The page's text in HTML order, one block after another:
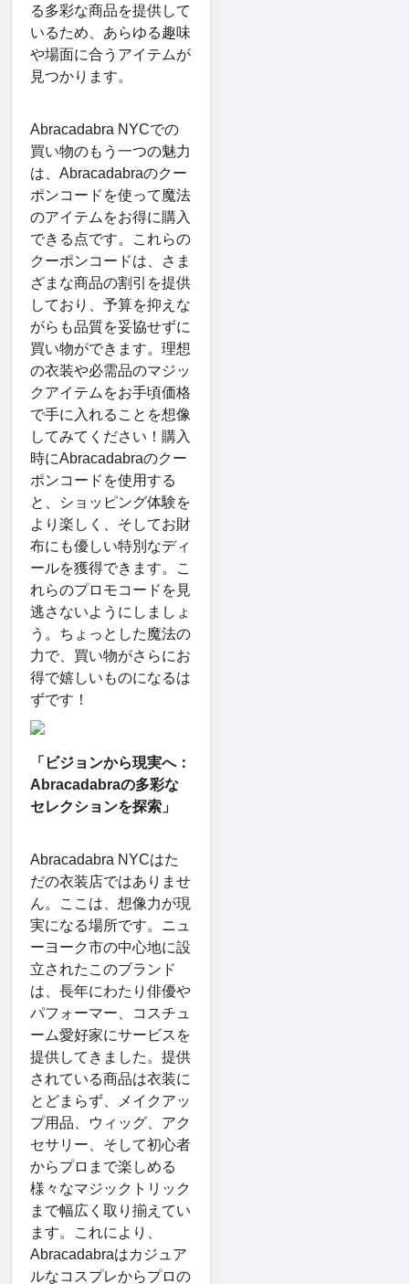
る多彩な商品を提供して
いるため、あらゆる趣味
や場面に合うアイテムが
見つかります。
Abracadabra NYCでの
買い物のもう一つの魅力
は、Abracadabraのクー
ポンコードを使って魔法
のアイテムをお得に購入
できる点です。これらの
クーポンコードは、さま
ざまな商品の割引を提供
しており、予算を抑えな
がらも品質を妥協せずに
買い物ができます。理想
の衣装や必需品のマジッ
クアイテムをお手頃価格
で手に入れることを想像
してみてください！購入
時にAbracadabraのクー
ポンコードを使用する
と、ショッピング体験を
より楽しく、そしてお財
布にも優しい特別なディ
ールを獲得できます。こ
れらのプロモコードを見
逃さないようにしましょ
う。ちょっとした魔法の
力で、買い物がさらにお
得で嬉しいものになるは
ずです！
「ビジョンから現実へ：
Abracadabraの多彩な
セレクションを探索」
Abracadabra NYCはた
だの衣装店ではありませ
ん。ここは、想像力が現
実になる場所です。ニュ
ーヨーク市の中心地に設
立されたこのブランド
は、長年にわたり俳優や
パフォーマー、コスチュ
ーム愛好家にサービスを
提供してきました。提供
されている商品は衣装に
とどまらず、メイクアッ
プ用品、ウィッグ、アク
セサリー、そして初心者
からプロまで楽しめる
様々なマジックトリック
まで幅広く取り揃えてい
ます。これにより、
Abracadabraはカジュア
ルなコスプレからプロの